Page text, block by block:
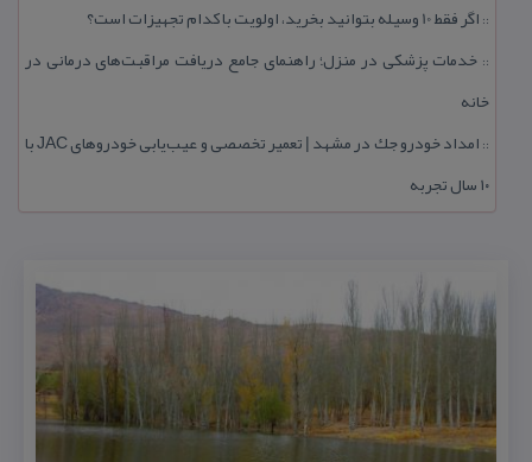
:: اگر فقط 10 وسیله بتوانید بخرید، اولویت با كدام تجهیزات است؟
:: خدمات پزشكی در منزل؛ راهنمای جامع دریافت مراقبت‌های درمانی در
خانه
::
امداد خودرو جك در مشهد | تعمیر تخصصی و عیب‌یابی خودروهای JAC با
۱۰ سال تجربه